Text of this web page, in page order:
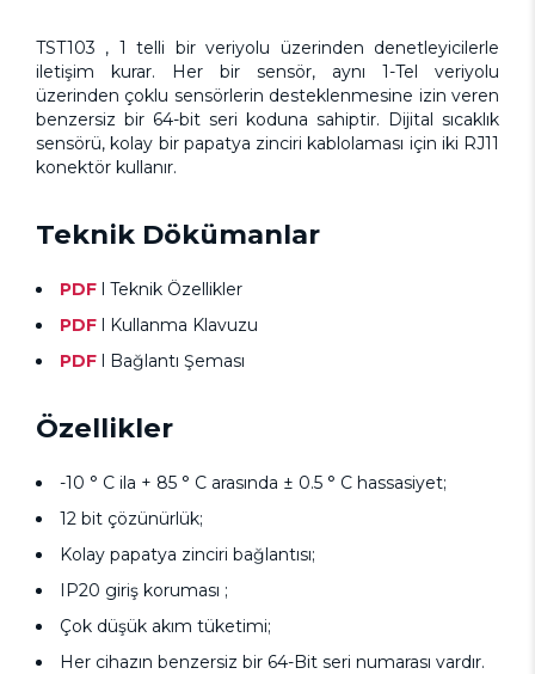
TST103 , 1 telli bir veriyolu üzerinden denetleyicilerle
iletişim kurar. Her bir sensör, aynı 1-Tel veriyolu
üzerinden çoklu sensörlerin desteklenmesine izin veren
benzersiz bir 64-bit seri koduna sahiptir. Dijital sıcaklık
sensörü, kolay bir papatya zinciri kablolaması için iki RJ11
konektör kullanır.
Teknik Dökümanlar
PDF l Teknik Özellikler
PDF l Kullanma Klavuzu
PDF l Bağlantı Şeması
Özellikler
-10 ° C ila + 85 ° C arasında ± 0.5 ° C hassasiyet;
12 bit çözünürlük;
Kolay papatya zinciri bağlantısı;
IP20 giriş koruması ;
Çok düşük akım tüketimi;
Her cihazın benzersiz bir 64-Bit seri numarası vardır.